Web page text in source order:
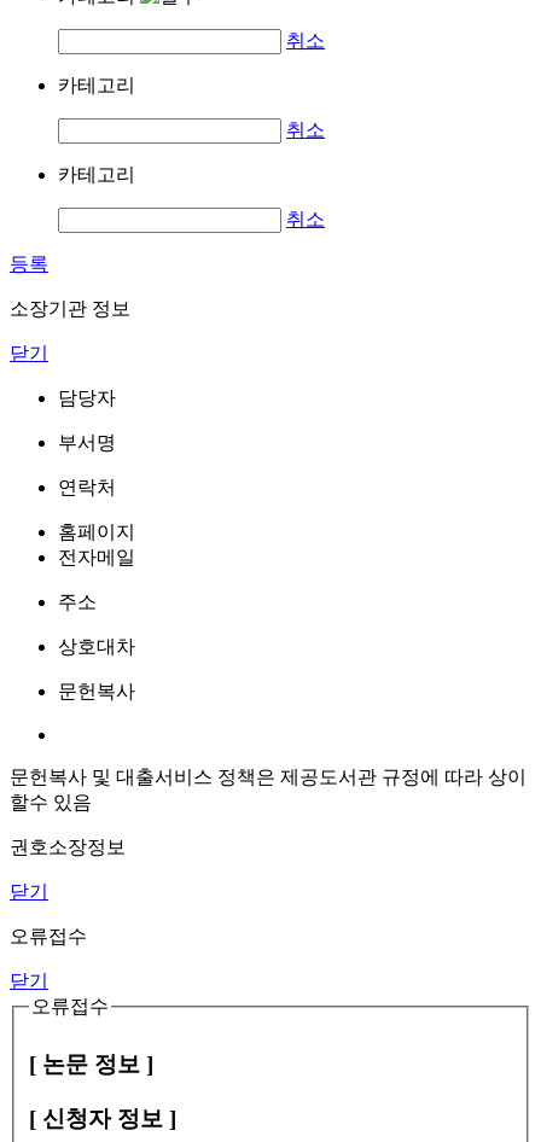
취소
카테고리
취소
카테고리
취소
등록
소장기관 정보
닫기
담당자
부서명
연락처
홈페이지
전자메일
주소
상호대차
문헌복사
문헌복사 및 대출서비스 정책은 제공도서관 규정에 따라 상이
할수 있음
권호소장정보
닫기
오류접수
닫기
오류접수
[ 논문 정보 ]
[ 신청자 정보 ]